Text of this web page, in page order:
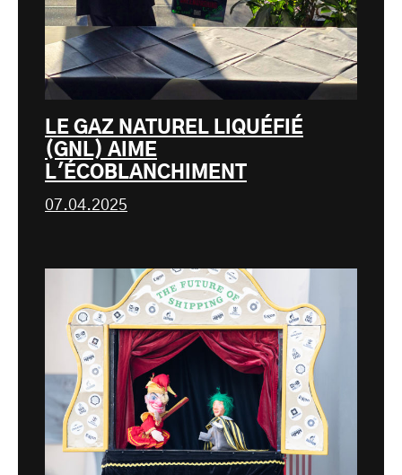
LE GAZ NATUREL LIQUÉFIÉ
(GNL) AIME
L'ÉCOBLANCHIMENT
07.04.2025